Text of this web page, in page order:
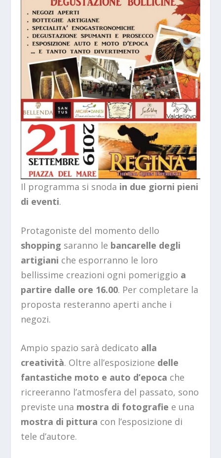
Il programma si snoda in due giorni pieni
di eventi.
Protagoniste del momento dello
shopping saranno le bancarelle degli
artigiani che esporranno le loro
bellissime creazioni ogni pomeriggio a
partire dalle ore 16.00. Per completare la
proposta resteranno aperti anche i
negozi.
Ampio spazio sarà dedicato alla
creatività. Oltre all’esposizione delle
fantastiche moto e auto d’epoca che
ricreeranno l’atmosfera del passato, sono
previste una mostra di fotografie e una
mostra di pittura con l’esposizione di
tele d’autore.